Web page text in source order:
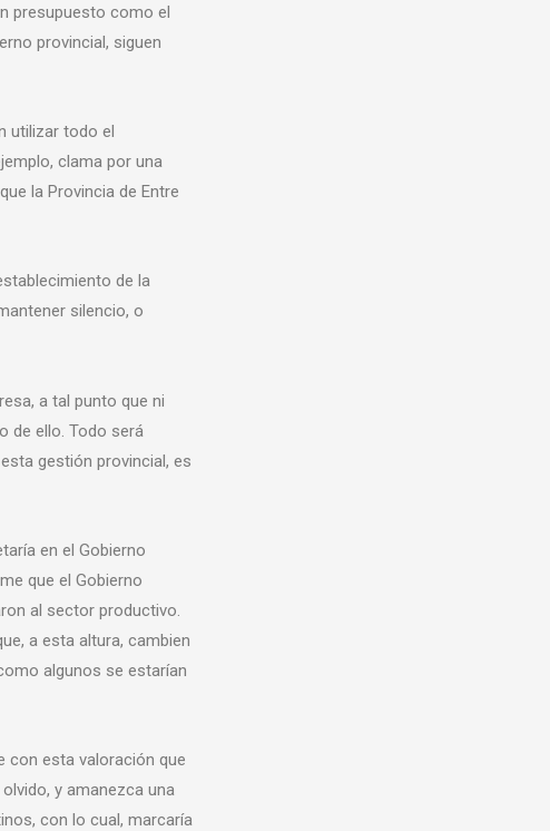
presupuesto como el
provincial, siguen
utilizar todo el
clama por una
la Provincia de Entre
de la
silencio, o
a tal punto que ni
de ello. Todo será
gestión provincial, es
en el Gobierno
que el Gobierno
al sector productivo.
a esta altura, cambien
algunos se estarían
con esta valoración que
y amanezca una
con lo cual, marcaría